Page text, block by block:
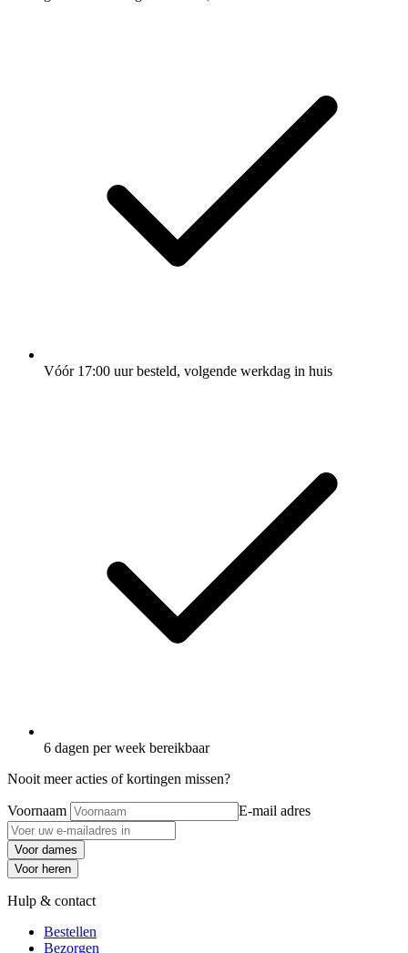
Vóór 17:00 uur besteld, volgende werkdag in huis
6 dagen per week bereikbaar
Nooit meer acties of kortingen missen?
Voornaam E-mail adres
Voor dames
Voor heren
Hulp & contact
Bestellen
Bezorgen